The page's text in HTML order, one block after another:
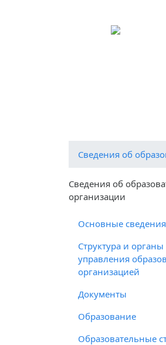
Cведения об
Cведения об
организации
Основные сведения
Структура и органы
управления
организацией
Документы
Образование
Образовательные